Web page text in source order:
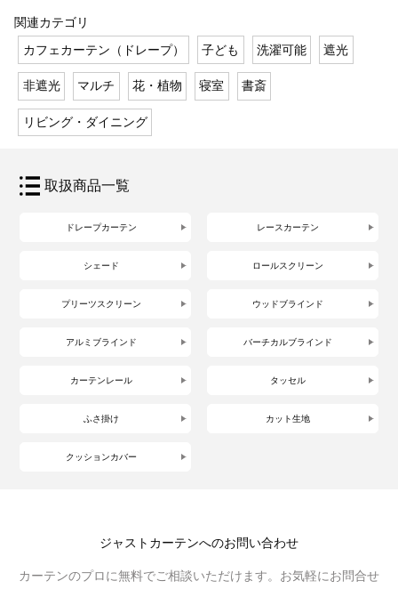
関連カテゴリ
カフェカーテン（ドレープ）
子ども 洗濯可能 遮光
非遮光 マルチ 花・植物 寝室 書斎
リビング・ダイニング
取扱商品一覧
ドレープカーテン レースカーテン
シェード ロールスクリーン
プリーツスクリーン ウッドブラインド
アルミブラインド バーチカルブラインド
カーテンレール タッセル
ふさ掛け カット生地
クッションカバー
ジャストカーテンへのお問い合わせ
カーテンのプロに無料でご相談いただけます。お気軽にお問合せ